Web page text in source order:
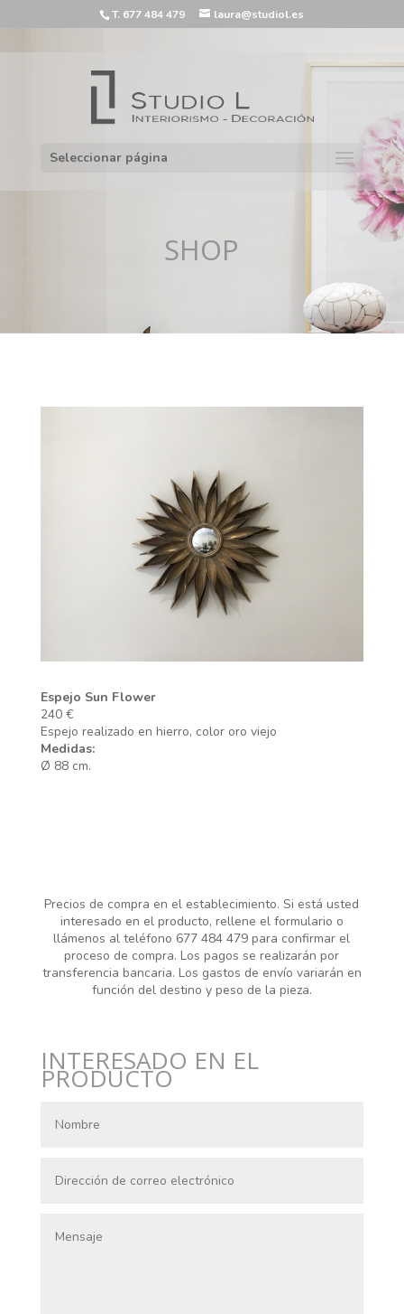
T. 677 484 479 laura@studiol.es
Seleccionar página
SHOP
Espejo Sun Flower
240 €
Espejo realizado en hierro, color oro viejo
Medidas:
Ø 88 cm.
Precios de compra en el establecimiento. Si está usted
interesado en el producto, rellene el formulario o
llámenos al teléfono 677 484 479 para confirmar el
proceso de compra. Los pagos se realizarán por
transferencia bancaria. Los gastos de envío variarán en
función del destino y peso de la pieza.
INTERESADO EN EL
PRODUCTO